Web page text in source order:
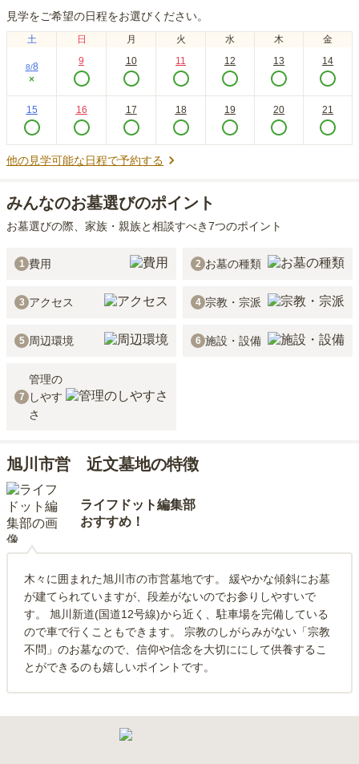
見学をご希望の日程をお選びください。
土 日 月 火 水 木 金
8/8
×
9 10 11 12 13 14
15 16 17 18 19 20 21
他の見学可能な日程で予約する
みんなのお墓選びのポイント
お墓選びの際、家族・親族と相談すべき7つのポイント
1 費用 2 お墓の種類
3 アクセス 4 宗教・宗派
5 周辺環境 6 施設・設備
7
管理の
しやす
さ
旭川市営 近文墓地の特徴
ライフドット編集部
おすすめ！
木々に囲まれた旭川市の市営墓地です。 緩やかな傾斜にお墓
が建てられていますが、段差がないのでお参りしやすいで
す。 旭川新道(国道12号線)から近く、駐車場を完備している
ので車で行くこともできます。 宗教のしがらみがない「宗教
不問」のお墓なので、信仰や信念を大切ににして供養するこ
とができるのも嬉しいポイントです。